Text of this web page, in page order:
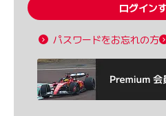
ログイン
パスワードをお忘れの方